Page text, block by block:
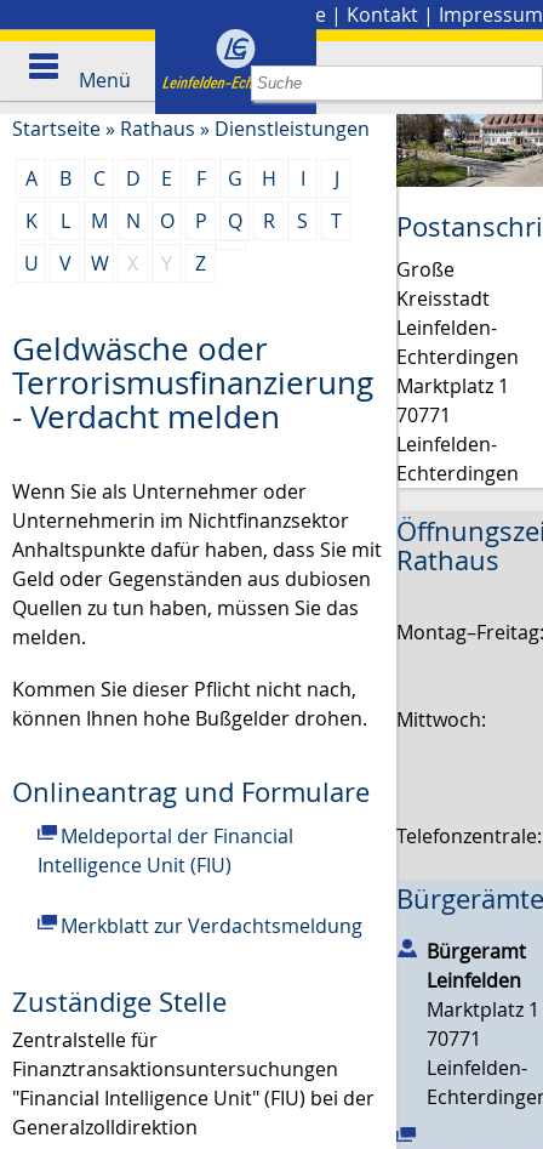
Presse | Kontakt | Impressum
Menü
Startseite» Rathaus » Dienstleistungen
A
B C D E F G H I
J
K
L M N O P Q R S
T
U
V W X Y Z
Geldwäsche oder
Terrorismusfinanzierung
- Verdacht melden
Wenn Sie als Unternehmer oder
Unternehmerin im Nichtfinanzsektor
Anhaltspunkte dafür haben, dass Sie mit
Geld oder Gegenständen aus dubiosen
Quellen zu tun haben, müssen Sie das
melden.
Kommen Sie dieser Pflicht nicht nach,
können Ihnen hohe Bußgelder drohen.
Onlineantrag und Formulare
Meldeportal der Financial
Intelligence Unit (FIU)
Merkblatt zur Verdachtsmeldung
Zuständige Stelle
Zentralstelle für
Finanztransaktionsuntersuchungen
"Financial Intelligence Unit" (FIU) bei der
Generalzolldirektion
Große
Kreisstadt
Leinfelden-
Echterdingen
Marktplatz 1
70771
Leinfelden-
Echterdingen
Rathaus
Mittwoch:
Bürgeramt
Leinfelden
Marktplatz 1
70771
Leinfelden-